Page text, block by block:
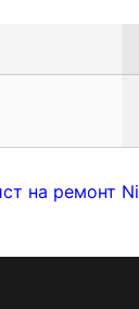
на ремонт